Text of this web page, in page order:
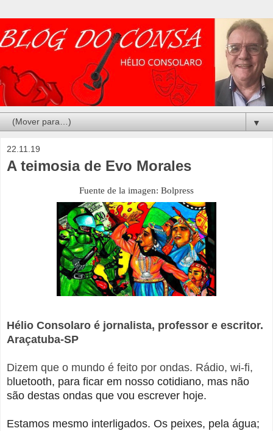
▼
22.11.19
A teimosia de Evo Morales
Fuente de la imagen: Bolpress
Hélio Consolaro é jornalista, professor e escritor.
Araçatuba-SP
Dizem que o mundo é feito por ondas. Rádio, wi-fi,
b luetooth, para ficar em nosso cotidiano, mas não
são destas ondas que vou escrever hoje.
Estamos mesmo interligados. Os peixes, pela água;